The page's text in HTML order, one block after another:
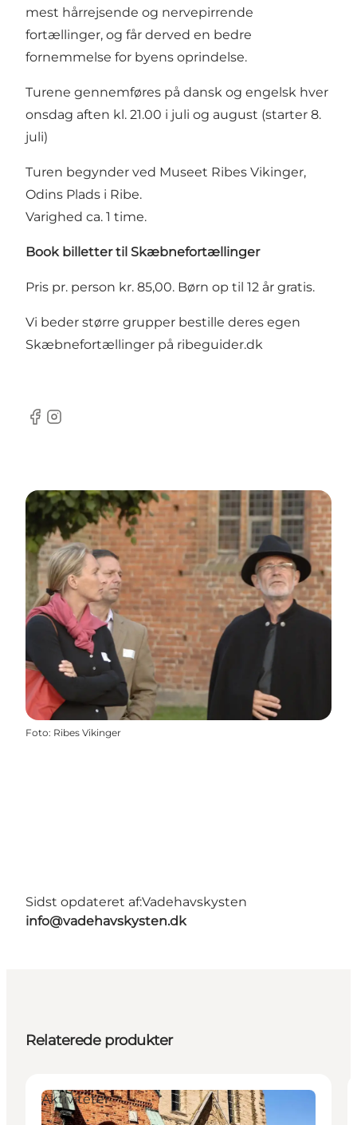
mest hårrejsende og nervepirrende
fortællinger, og får derved en bedre
fornemmelse for byens oprindelse.
Turene gennemføres på dansk og engelsk hver
onsdag aften kl. 21.00 i juli og august (starter 8.
juli)
Turen begynder ved Museet Ribes Vikinger,
Odins Plads i Ribe.
Varighed ca. 1 time.
Book billetter til Skæbnefortællinger
Pris pr. person kr. 85,00. Børn op til 12 år gratis.
Vi beder større grupper bestille deres egen
Skæbnefortællinger på ribeguider.dk
Facebook
Instagram
Foto: Ribes Vikinger
Sidst opdateret af:Vadehavskysten
info@vadehavskysten.dk
Relaterede produkter
Aktiviteter